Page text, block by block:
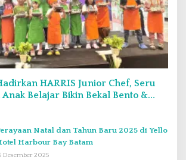
HARRIS Junior Chef, Seru
Belajar Bikin Bekal Bento &
Natal dan Tahun Baru 2025 di Yello
Harbour Bay Batam
Desember 2025